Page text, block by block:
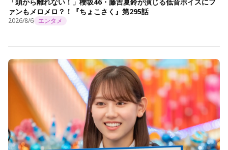
ァンもメロメロ？！『ちょこさく』第295話
2026/8/6 エンタメ